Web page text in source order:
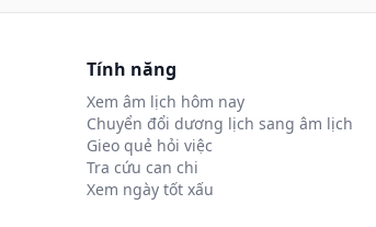
Tính năng
Xem âm lịch hôm nay
Chuyển đổi dương lịch sang âm lịch
Gieo quẻ hỏi việc
Tra cứu can chi
Xem ngày tốt xấu